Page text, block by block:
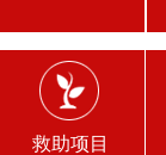
救助项目